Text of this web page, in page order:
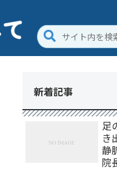
新着記事
足
き
静
院